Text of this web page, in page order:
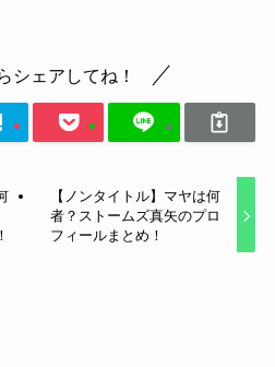
シェアしてね！
【ノンタイトル】マヤは何
者？ストームズ真矢のプロ
フィールまとめ！